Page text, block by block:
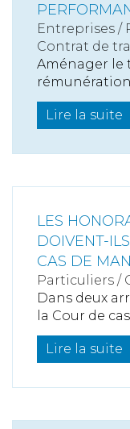
Entreprises /
Contrat de
Aménager le
rémunération
Lire la suite
LES
DOIVENT-
CAS DE
Particuliers /
Dans deux
la Cour de
Lire la suite